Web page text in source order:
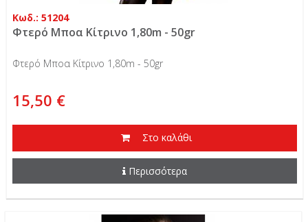
Κωδ.: 51204
Φτερό Μποα Κίτρινο 1,80m - 50gr
Φτερό Μποα Κίτρινο 1,80m - 50gr
15,50 €
Στο καλάθι
Περισσότερα